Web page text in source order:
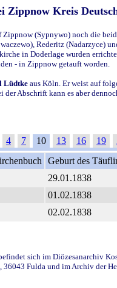
Zippnow Kreis
(Sypnywo) noch die
Rederitz (Nadarzyce)
in Doderlage wurden
- in Zippnow getauft worden.
Lüdtke aus Köln. Er weist auf
Abschrift kann es aber
4 7 10 13 16 19
Geburt des
29.01.1838
01.02.1838
02.02.1838
sich im Diözesanarchiv
36043 Fulda und im Archiv der